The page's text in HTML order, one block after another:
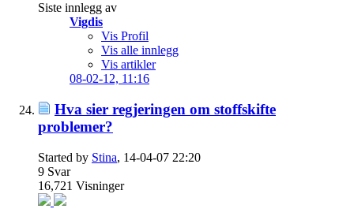
Siste innlegg av
Vigdis
Vis Profil
Vis alle innlegg
Vis artikler
08-02-12, 11:16
Hva sier regjeringen om stoffskifte
problemer?
Started by Stina, 14-04-07 22:20
9 Svar
16,721 Visninger